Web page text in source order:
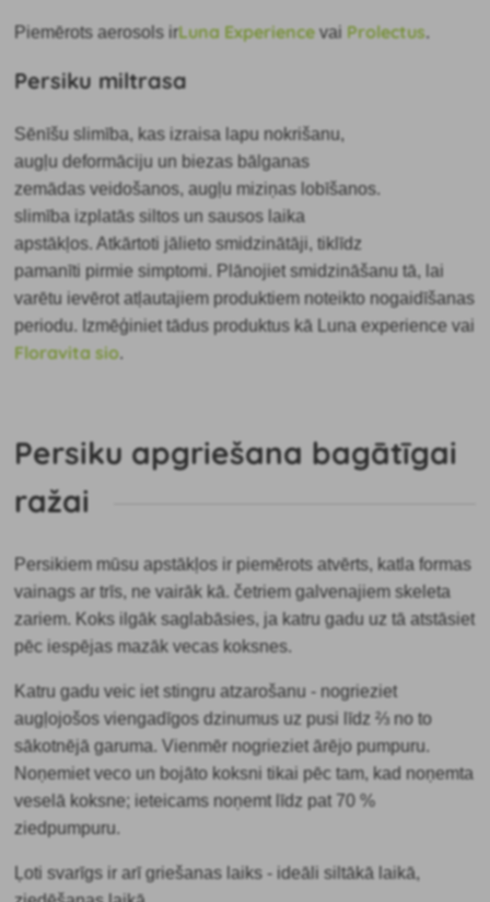
Piemērots aerosols irLuna Experience vai Prolectus.
Persiku miltrasa
Sēnīšu slimība, kas izraisa lapu nokrišanu,
augļu deformāciju un biezas bālganas
zemādas veidošanos, augļu miziņas lobīšanos.
slimība izplatās siltos un sausos laika
apstākļos.Atkārtoti jālieto smidzinātāji, tiklīdz
pamanīti pirmie simptomi. Plānojiet smidzināšanu tā, lai
varētu ievērot atļautajiem produktiem noteikto nogaidīšanas
periodu. Izmēģiniet tādus produktus kā Luna experience vai
Floravita sio.
Persiku apgriešana bagātīgai
ražai
Persikiem mūsu apstākļos ir piemērotsatvērts, katla formas
vainags ar trīs, ne vairāk kā. četriem galvenajiem skeleta
zariem. Koks ilgāk saglabāsies, ja katru gadu uz tā atstāsiet
pēc iespējas mazāk vecas koksnes.
Katru gadu veic iet stingru atzarošanu - nogrieziet
augļojošos viengadīgos dzinumus uz pusi līdz ⅔ no to
sākotnējā garuma. Vienmēr nogrieziet ārējo pumpuru.
Noņemiet veco un bojāto koksni tikai pēc tam, kad noņemta
veselā koksne; ieteicams noņemt līdz pat 70 %
ziedpumpuru.
Ļoti svarīgs ir arī griešanas laiks - ideāli siltākā laikā,